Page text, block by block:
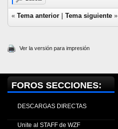
« Tema anterior Tema siguiente »
Ver la versión para impresión
FOROS SECCIONES:
DESCARGAS DIRECTAS
Unite al STAFF de WZF